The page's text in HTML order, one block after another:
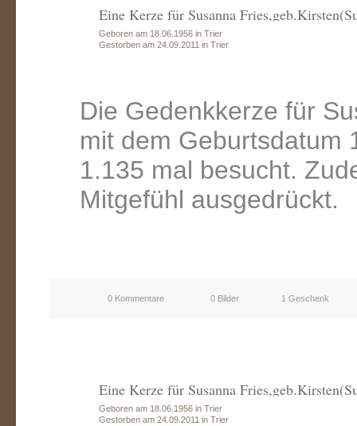
Eine Kerze für Susanna
Geboren am 18.06.1956 in Trier
Gestorben am 24.09.2011 in Trier
Die Gedenkkerze für
mit dem Geburtsdatum
1.135 mal besucht.
Mitgefühl ausgedrückt.
0 Kommentare 0 Bilder 1 Geschenk
Eine Kerze für Susanna
Geboren am 18.06.1956 in Trier
Gestorben am 24.09.2011 in Trier